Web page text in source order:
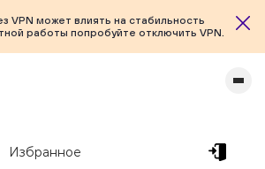
VPN может влиять на стабильность
работы попробуйте отключить VPN.
Избранное